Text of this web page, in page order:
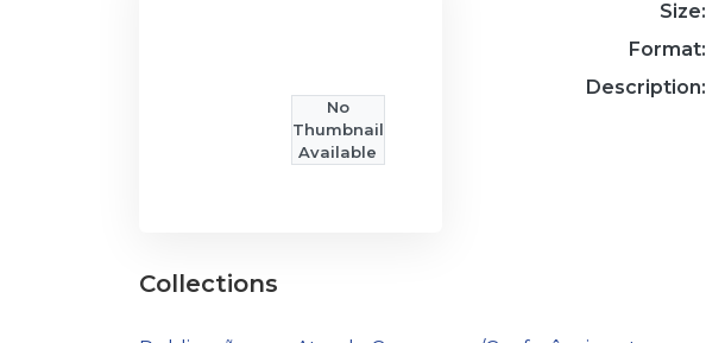
No
Thumbnail
Available
Size:
Format:
Description:
Collections